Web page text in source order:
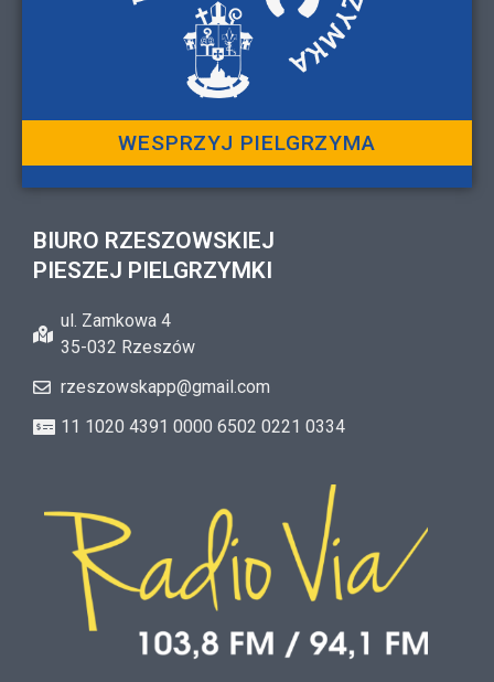
WESPRZYJ PIELGRZYMA
BIURO RZESZOWSKIEJ
PIESZEJ PIELGRZYMKI
ul. Zamkowa 4
35-032 Rzeszów
rzeszowskapp@gmail.com
11 1020 4391 0000 6502 0221 0334